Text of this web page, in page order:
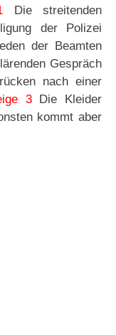
Die streitenden
der Polizei
der Beamten
Gespräch
nach einer
3Die Kleider
kommt aber